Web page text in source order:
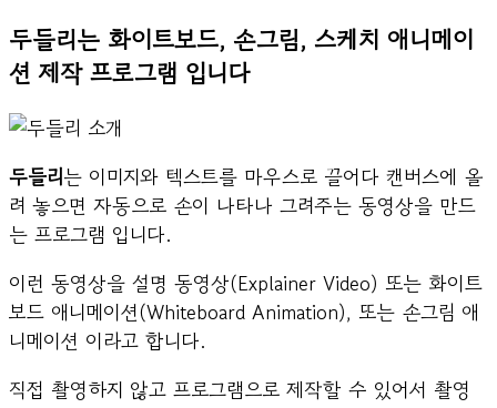
두들리는 화이트보드, 손그림, 스케치 애니메이
션 제작 프로그램 입니다
두들리는 이미지와 텍스트를 마우스로 끌어다 캔버스에 올
려 놓으면 자동으로 손이 나타나 그려주는 동영상을 만드
는 프로그램 입니다.
이런 동영상을 설명 동영상(Explainer Video) 또는 화이트
보드 애니메이션(Whiteboard Animation), 또는 손그림 애
니메이션 이라고 합니다.
직접 촬영하지 않고 프로그램으로 제작할 수 있어서 촬영